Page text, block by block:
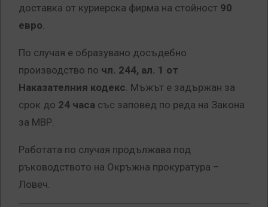
доставка от куриерска фирма на стойност 90
евро.
По случая е образувано досъдебно
производство по чл. 244, ал. 1 от
Наказателния кодекс. Мъжът е задържан за
срок до 24 часа със заповед по реда на Закона
за МВР.
Работата по случая продължава под
ръководството на Окръжна прокуратура –
Ловеч.